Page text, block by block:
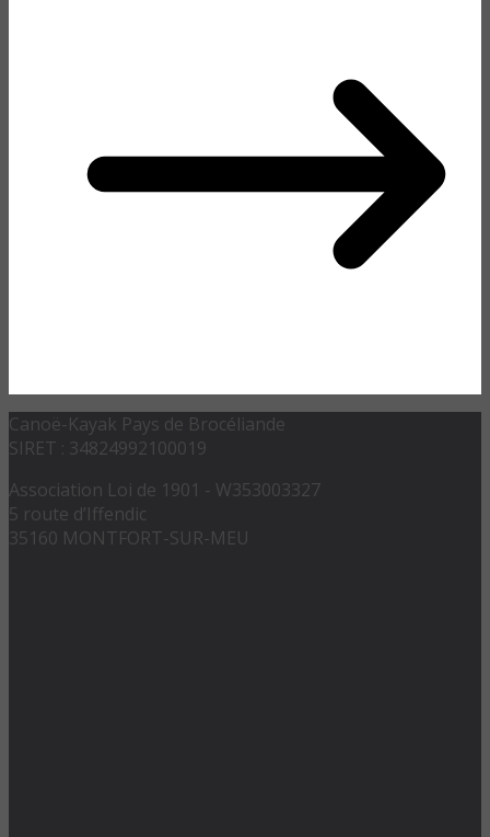
Canoë-Kayak Pays de Brocéliande
SIRET : 34824992100019
Association Loi de 1901 - W353003327
5 route d’Iffendic
35160 MONTFORT-SUR-MEU